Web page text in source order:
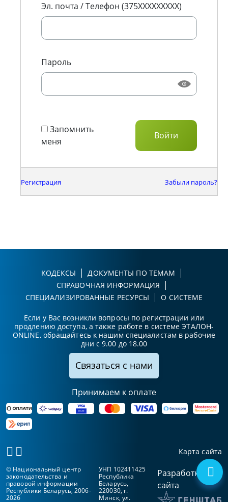
Эл. почта / Телефон (375XXXXXXXXX)
Пароль
Запомнить
меня
Регистрация Забыли пароль?
КОДЕКСЫ
ДОКУМЕНТЫ ПО ТЕМАМ
СПРАВОЧНАЯ ИНФОРМАЦИЯ
СПЕЦИАЛИЗИРОВАННЫЕ РЕСУРСЫ
О СИСТЕМЕ
Если у Вас возникли вопросы по регистрации или
продлению доступа, а также работе в системе ЭТАЛОН-
ONLINE, обращайтесь к нашим специалистам в рабочие
дни с 9.00 до 18.00
Связаться с нами
Принимаем к оплате
Карта сайта
© Национальный центр
законодательства и
правовой информации
Республики Беларусь, 2006-
2026
УНП 102411425
Республика
Беларусь,
220030, г.
Минск, ул.
Разработка
сайта